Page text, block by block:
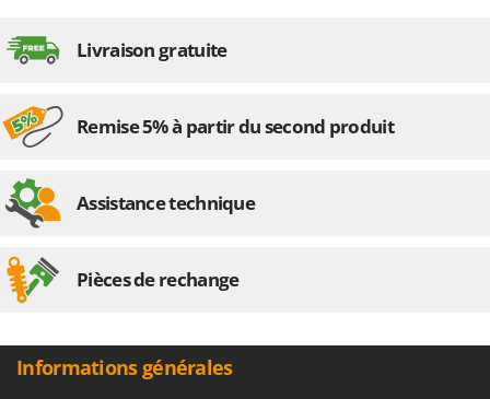
Livraison gratuite
Remise 5% à partir du second produit
Assistance technique
Pièces de rechange
Informations générales